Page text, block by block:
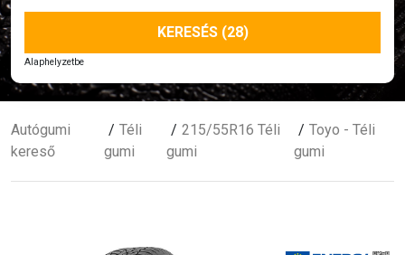
KERESÉS (28)
Alaphelyzetbe
Autógumi
kereső
Téli
gumi
215/55R16 Téli
gumi
Toyo - Téli
gumi